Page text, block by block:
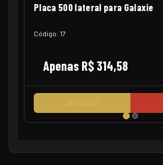
Placa 500 lateral para Galaxie
Código: 17
Apenas R$ 314,58